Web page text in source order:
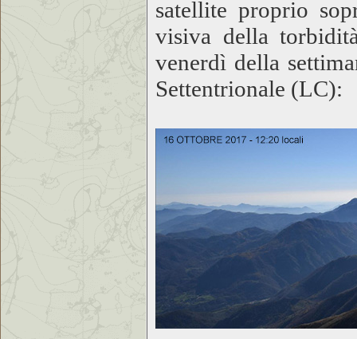
satellite proprio
visiva della
venerdì della
Settentrionale (LC):